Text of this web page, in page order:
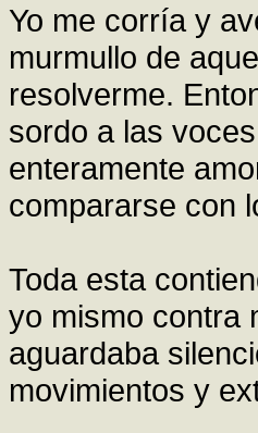
Yo me corría y
murmullo de
resolverme.
sordo a las
enteramente
compararse con
Toda esta
yo mismo contra
aguardaba
movimientos y